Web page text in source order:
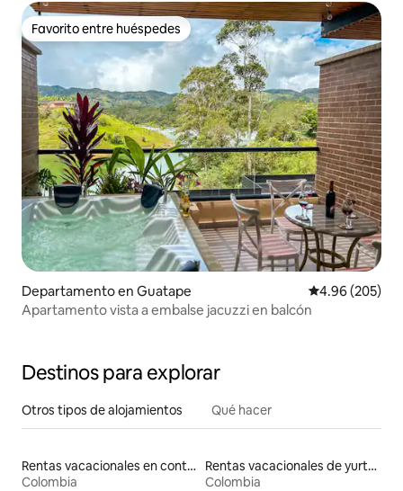
Favorito entre huéspedes
Favorito entre huéspedes
Departamento en Guatape Calificación
4.96 (205)
Apartamento vista a embalse jacuzzi en balcón
Destinos para explorar
Otros tipos de alojamientos Qué hacer
Rentas vacacionales en contenedores
Colombia
Rentas vacacionales de yurtas con jacuzzi
Colombia